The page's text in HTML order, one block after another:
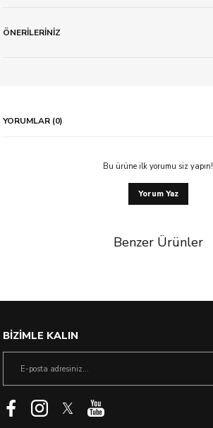
ÖNERİLERİNİZ
YORUMLAR (0)
Bu ürüne ilk yorumu siz yapın!
Yorum Yaz
Benzer Ürünler
BİZİMLE KALIN